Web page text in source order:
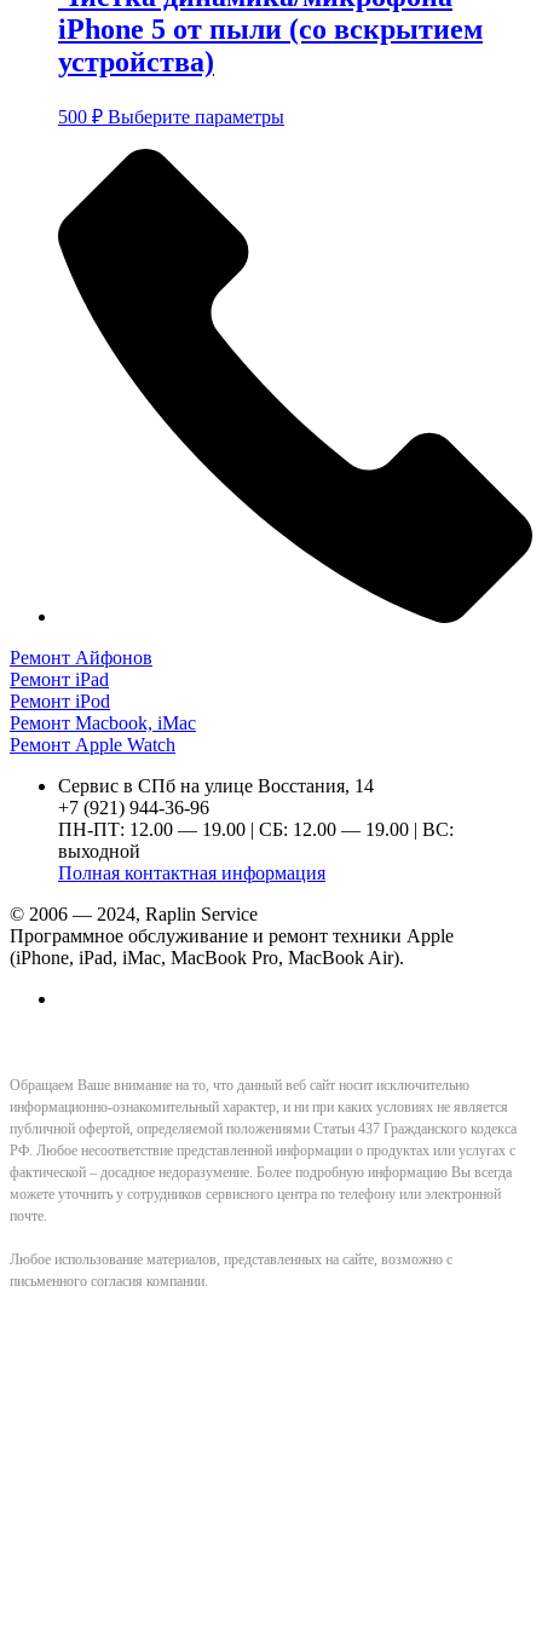
iPhone 5 от пыли (со вскрытием
устройства)
500 ₽ Выберите параметрыЭтот
Ремонт Айфонов
Ремонт iPad
Ремонт iPod
Ремонт Macbook, iMac
Ремонт Apple Watch
Сервис в СПб на улице Восстания, 14
+7 (921) 944-36-96
ПН-ПТ: 12.00 — 19.00 | СБ: 12.00 — 19.00 | ВС:
выходной
Полная контактная информация
© 2006 — 2024, Raplin Service
Программное обслуживание и ремонт техники Apple
(iPhone, iPad, iMac, MacBook Pro, MacBook Air).
Обращаем Ваше внимание на то, что данный веб сайт носит исключительно
информационно-ознакомительный характер, и ни при каких условиях не является
публичной офертой, определяемой положениями Статьи 437 Гражданского кодекса
РФ. Любое несоответствие представленной информации о продуктах или услугах с
фактической – досадное недоразумение. Более подробную информацию Вы всегда
можете уточнить у сотрудников сервисного центра по телефону или электронной
почте.
Любое использование материалов, представленных на сайте, возможно с
письменного согласия компании.